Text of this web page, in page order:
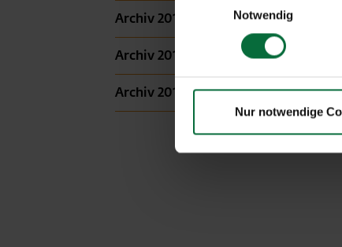
Notwendig
Nur notwendige
Archiv 2013
Archiv 2012
Archiv 2011